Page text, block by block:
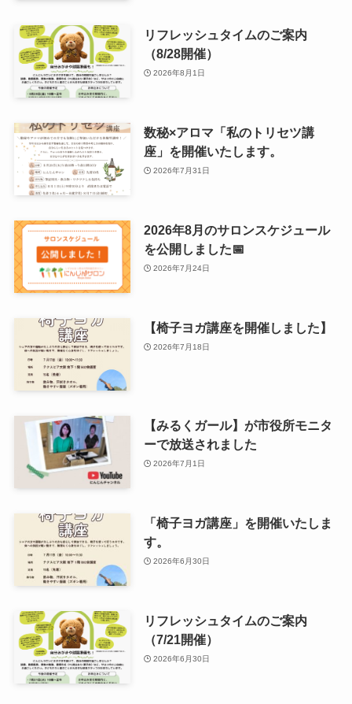
リフレッシュタイムのご案内
（8/28開催）
2026年8月1日
数秘×アロマ「私のトリセツ講
座」を開催いたします。
2026年7月31日
2026年8月のサロンスケジュール
を公開しました📅
2026年7月24日
【椅子ヨガ講座を開催しました】
2026年7月18日
【みるくガール】が市役所モニタ
ーで放送されました
2026年7月1日
「椅子ヨガ講座」を開催いたしま
す。
2026年6月30日
リフレッシュタイムのご案内
（7/21開催）
2026年6月30日